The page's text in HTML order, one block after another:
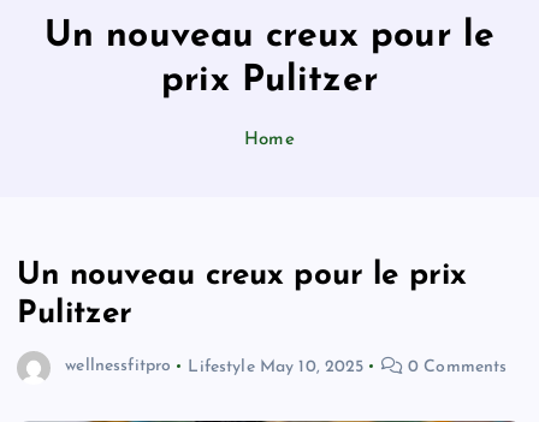
Un nouveau creux pour le
prix Pulitzer
Home
Un nouveau creux pour le prix
Pulitzer
wellnessfitpro Lifestyle May 10, 2025 0 Comments